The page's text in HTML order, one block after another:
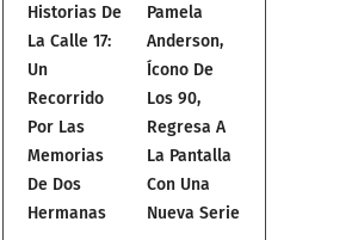
Historias De
La Calle 17:
Un
Recorrido
Por Las
Memorias
De Dos
Hermanas
Pamela
Anderson,
Ícono De
Los 90,
Regresa A
La Pantalla
Con Una
Nueva Serie